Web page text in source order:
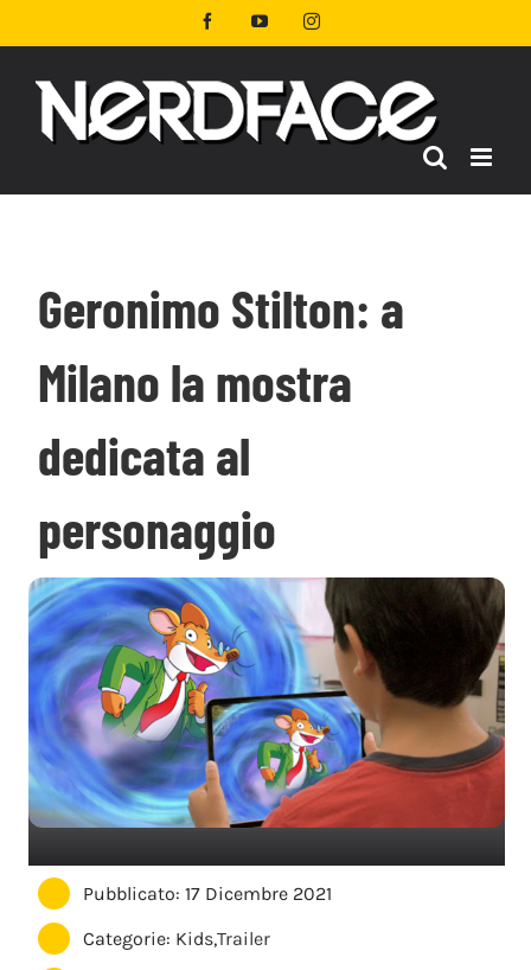
al
FacebookYouTubeInstagram
Geronimo Stilton: a
Milano la mostra
dedicata al
personaggio
Pubblicato: 17 Dicembre 2021
Categorie: Kids,Trailer